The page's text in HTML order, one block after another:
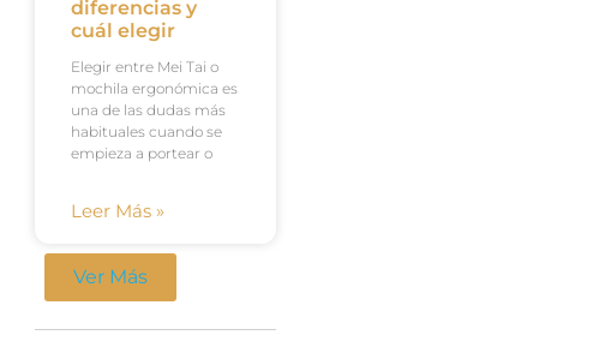
diferencias y
cuál elegir
Elegir entre Mei Tai o
mochila ergonómica es
una de las dudas más
habituales cuando se
empieza a portear o
Leer Más »
Ver Más